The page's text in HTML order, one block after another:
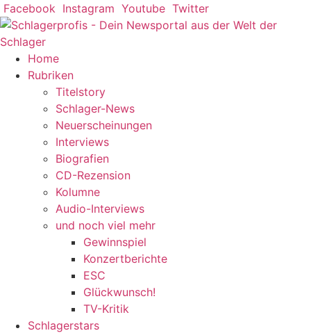
Zum
Inhalt
springen
Facebook Instagram Youtube Twitter
Home
Rubriken
Titelstory
Schlager-News
Neuerscheinungen
Interviews
Biografien
CD-Rezension
Kolumne
Audio-Interviews
und noch viel mehr
Gewinnspiel
Konzertberichte
ESC
Glückwunsch!
TV-Kritik
Schlagerstars